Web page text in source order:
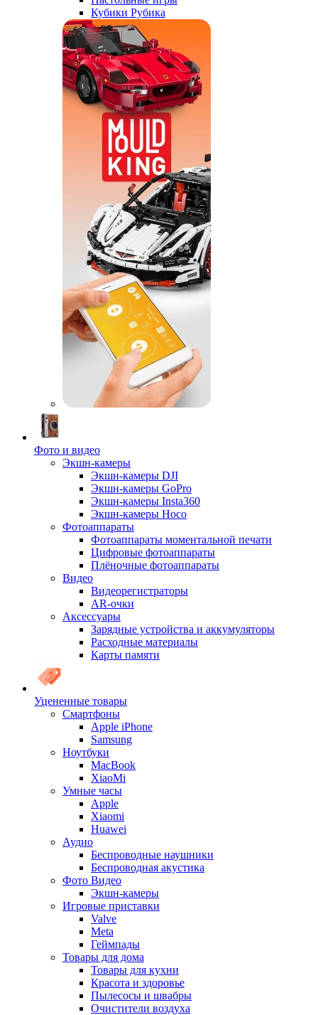
Кубики Рубика
Фото и видео
Экшн-камеры
Экшн-камеры DJI
Экшн-камеры GoPro
Экшн-камеры Insta360
Экшн-камеры Hoco
Фотоаппараты
Фотоаппараты моментальной печати
Цифровые фотоаппараты
Плёночные фотоаппараты
Видео
Видеорегистраторы
AR-очки
Аксессуары
Зарядные устройства и аккумуляторы
Расходные материалы
Карты памяти
Уцененные товары
Cмартфоны
Apple iPhone
Samsung
Ноутбуки
MacBook
XiaoMi
Умные часы
Apple
Xiaomi
Huawei
Аудио
Беспроводные наушники
Беспроводная акустика
Фото Видео
Экшн-камеры
Игровые приставки
Valve
Meta
Геймпады
Товары для дома
Товары для кухни
Красота и здоровье
Пылесосы и швабры
Очистители воздуха